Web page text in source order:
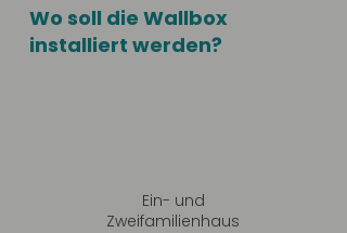
Wo soll die Wallbox
installiert werden?
Ein- und
Zweifamilienhaus